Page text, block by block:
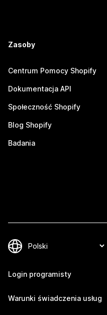
Zasoby
Centrum Pomocy Shopify
Dokumentacja API
Społeczność Shopify
Blog Shopify
Badania
Login programisty
Warunki świadczenia usług